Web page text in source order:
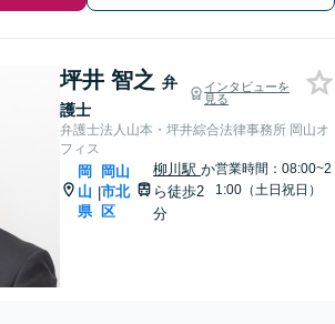
坪井 智之 弁
護士
インタビューを
見る
弁護士法人山本・坪井綜合法律事務所 岡山オ
フィス
岡
山
県
|
岡山
市北
区
柳川駅か
ら徒歩2
分
営業時間：08:00~2
1:00（土日祝日）